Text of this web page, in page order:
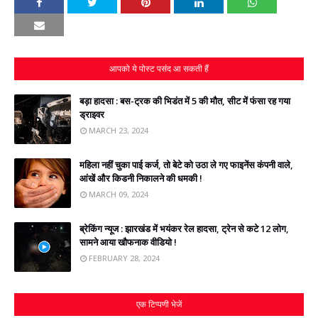
आपको ये पोस्ट पसंद आ सकती हैं
बड़ा हादसा : बस-ट्रक की भिडंत में 5 की मौत, सीट में फंसा रह गया
ड्राइवर
MARCH 23, 2024
महिला नहीं चुका पाई कर्ज, तो बेटे को उठा ले गए फाइनेंस कंपनी वाले,
आंखें और किडनी निकालने की धमकी !
MARCH 09, 2024
ब्रेकिंग न्‍यूज : झारखंड में भयंकर रेल हादसा, ट्रेन से कटे 12 लोग,
सामने आया खौफनाक वीडियो !
FEBRUARY 28, 2024
एक टिप्पणी भेजें